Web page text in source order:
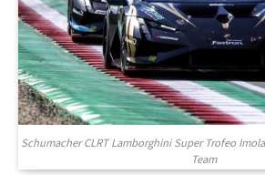
Schumacher CLRT Lamborghini Super Trofeo
Team